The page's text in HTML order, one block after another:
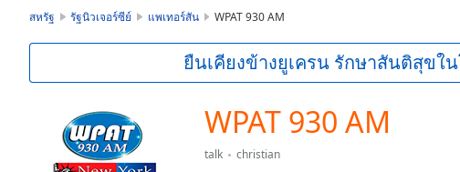
Current
สหรัฐ รัฐนิวเจอร์ซีย์ แพเทอร์สัน WPAT 930 AM
ยืนเคียงข้างยูเครน รักษาสันติสุขใ
WPAT 930 AM
talk
christian